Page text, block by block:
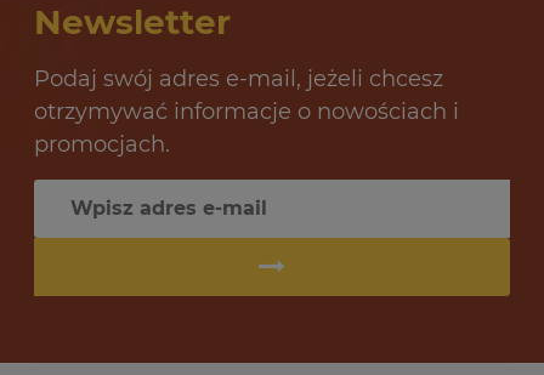
Newsletter
Podaj swój adres e-mail, jeżeli chcesz
otrzymywać informacje o nowościach i
promocjach.